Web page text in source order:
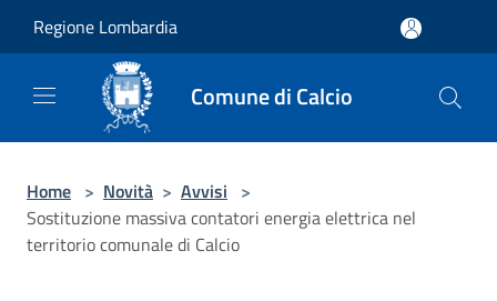
Regione Lombardia
Comune di Calcio
Home > Novità > Avvisi >
Sostituzione massiva contatori energia elettrica nel
territorio comunale di Calcio